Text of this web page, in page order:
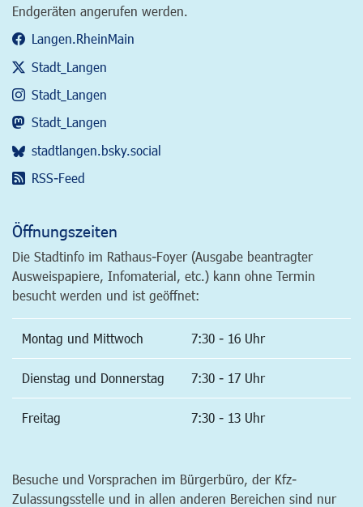
Endgeräten angerufen werden.
Langen.RheinMain
Stadt_Langen
Stadt_Langen
Stadt_Langen
stadtlangen.bsky.social
RSS-Feed
Öffnungszeiten
Die Stadtinfo im Rathaus-Foyer (Ausgabe beantragter
Ausweispapiere, Infomaterial, etc.) kann ohne Termin
besucht werden und ist geöffnet:
Montag und Mittwoch 7:30 - 16 Uhr
Dienstag und Donnerstag 7:30 - 17 Uhr
Freitag 7:30 - 13 Uhr
Besuche und Vorsprachen im Bürgerbüro, der Kfz-
Zulassungsstelle und in allen anderen Bereichen sind nur